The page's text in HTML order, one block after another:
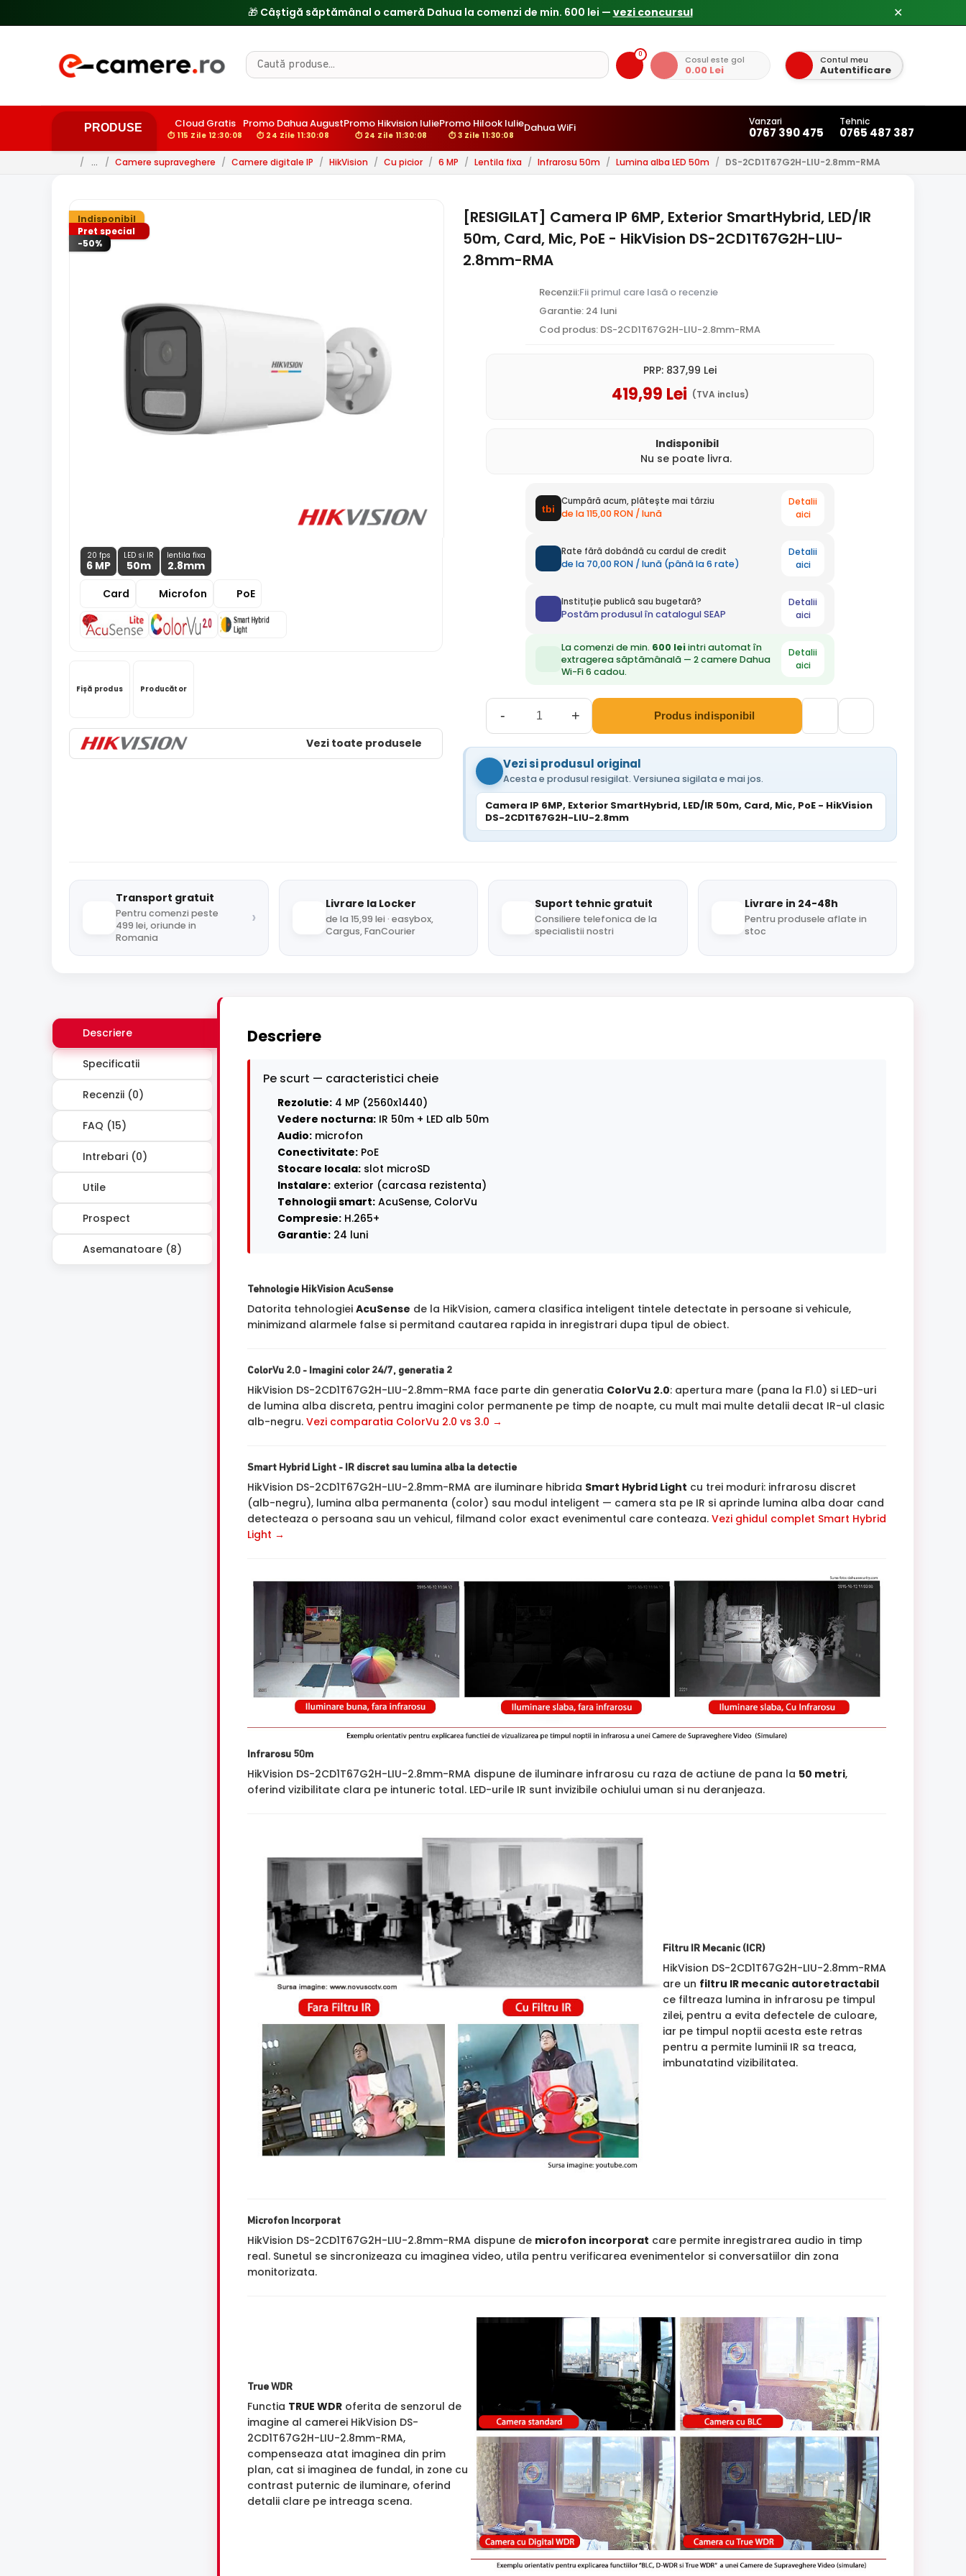
✕
0 Cosul este gol
0.00 Lei
Contul meu
Autentificare
PRODUSE Cloud Gratis
⏱ 115 Zile 12:30:07
Promo Dahua August
⏱ 24 Zile 11:30:07
Promo Hikvision Iulie
⏱ 24 Zile 11:30:07
Promo Hilook Iulie
⏱ 3 Zile 11:30:07
Dahua WiFi Vanzari
0767 390 475
Tehnic
0765 487 387
/ … / Camere supraveghere / Camere digitale IP / HikVision / Cu picior / 6 MP / Lentila fixa / Infrarosu 50m / Lumina alba LED 50m / DS-2CD1T67G2H-LIU-2.8mm-RMA
Indisponibil
Pret special
-50%
20 fps
6 MP
LED si IR
50m
lentila fixa
2.8mm
Card
Microfon PoE
Fișă produs Producător
Vezi toate produsele
[RESIGILAT] Camera IP 6MP, Exterior SmartHybrid, LED/IR
50m, Card, Mic, PoE - HikVision DS-2CD1T67G2H-LIU-
2.8mm-RMA
Recenzii:Fii primul care lasă o recenzie
Garantie: 24 luni
Cod produs: DS-2CD1T67G2H-LIU-2.8mm-RMA
PRP: 837,99 Lei
419,99 Lei (TVA inclus)
Indisponibil
Nu se poate livra.
Cumpără acum, plătește mai târziu
de la 115,00 RON / lună
Detalii
aici
Rate fără dobândă cu cardul de credit
de la 70,00 RON / lună (până la 6 rate)
Detalii
aici
Instituție publică sau bugetară?
Postăm produsul în catalogul SEAP
Detalii
aici
La comenzi de min. 600 leiintri automat în
extragerea săptămânală — 2 camere Dahua
Wi-Fi 6 cadou.
Detalii
aici
- + Produs indisponibil
Vezi si produsul original
Acesta e produsul resigilat. Versiunea sigilata e mai jos.
Camera IP 6MP, Exterior SmartHybrid, LED/IR 50m, Card, Mic, PoE - HikVision
DS-2CD1T67G2H-LIU-2.8mm
Transport gratuit
Pentru comenzi peste
499 lei, oriunde in
Romania
›
Livrare la Locker
de la 15,99 lei · easybox,
Cargus, FanCourier
Suport tehnic gratuit
Consiliere telefonica de la
specialistii nostri
Livrare in 24-48h
Pentru produsele aflate in
stoc
Descriere
Specificatii
Recenzii (0)
FAQ (15)
Intrebari (0)
Utile
Prospect
Asemanatoare (8)
Descriere
Pe scurt — caracteristici cheie
Rezolutie: 4 MP (2560x1440)
Vedere nocturna: IR 50m + LED alb 50m
Audio: microfon
Conectivitate: PoE
Stocare locala: slot microSD
Instalare: exterior (carcasa rezistenta)
Tehnologii smart: AcuSense, ColorVu
Compresie: H.265+
Garantie: 24 luni
Tehnologie HikVision AcuSense
Datorita tehnologiei AcuSense de la HikVision, camera clasifica inteligent tintele detectate in persoane si vehicule,
minimizand alarmele false si permitand cautarea rapida in inregistrari dupa tipul de obiect.
ColorVu 2.0 - Imagini color 24/7, generatia 2
HikVision DS-2CD1T67G2H-LIU-2.8mm-RMA face parte din generatia ColorVu 2.0: apertura mare (pana la F1.0) si LED-uri
de lumina alba discreta, pentru imagini color permanente pe timp de noapte, cu mult mai multe detalii decat IR-ul clasic
alb-negru. Vezi comparatia ColorVu 2.0 vs 3.0 →
Smart Hybrid Light - IR discret sau lumina alba la detectie
HikVision DS-2CD1T67G2H-LIU-2.8mm-RMA are iluminare hibrida Smart Hybrid Light cu trei moduri: infrarosu discret
(alb-negru), lumina alba permanenta (color) sau modul inteligent — camera sta pe IR si aprinde lumina alba doar cand
detecteaza o persoana sau un vehicul, filmand color exact evenimentul care conteaza. Vezi ghidul complet Smart Hybrid
Light →
Infrarosu 50m
HikVision DS-2CD1T67G2H-LIU-2.8mm-RMA dispune de iluminare infrarosu cu raza de actiune de pana la 50 metri,
oferind vizibilitate clara pe intuneric total. LED-urile IR sunt invizibile ochiului uman si nu deranjeaza.
Filtru IR Mecanic (ICR)
HikVision DS-2CD1T67G2H-LIU-2.8mm-RMA
are un filtru IR mecanic autoretractabil
ce filtreaza lumina in infrarosu pe timpul
zilei, pentru a evita defectele de culoare,
iar pe timpul noptii acesta este retras
pentru a permite luminii IR sa treaca,
imbunatatind vizibilitatea.
Microfon Incorporat
HikVision DS-2CD1T67G2H-LIU-2.8mm-RMA dispune de microfon incorporat care permite inregistrarea audio in timp
real. Sunetul se sincronizeaza cu imaginea video, utila pentru verificarea evenimentelor si conversatiilor din zona
monitorizata.
True WDR
Functia TRUE WDR oferita de senzorul de
imagine al camerei HikVision DS-
2CD1T67G2H-LIU-2.8mm-RMA,
compenseaza atat imaginea din prim
plan, cat si imaginea de fundal, in zone cu
contrast puternic de iluminare, oferind
detalii clare pe intreaga scena.